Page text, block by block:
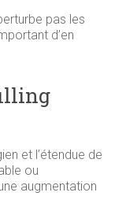
pas les
d’en
et l’étendue de
ou
augmentation